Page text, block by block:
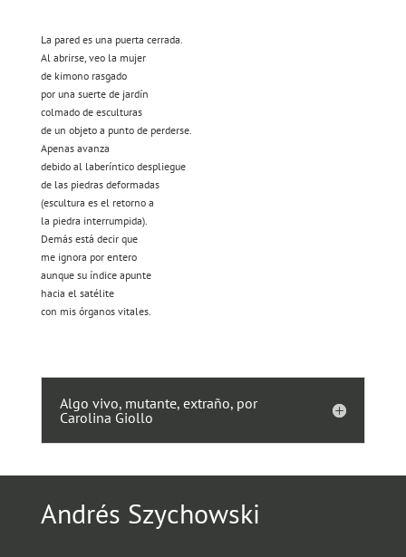
La pared es una puerta cerrada.
Al abrirse, veo la mujer
de kimono rasgado
por una suerte de jardín
colmado de esculturas
de un objeto a punto de perderse.
Apenas avanza
debido al laberíntico despliegue
de las piedras deformadas
(escultura es el retorno a
la piedra interrumpida).
Demás está decir que
me ignora por entero
aunque su índice apunte
hacia el satélite
con mis órganos vitales.
Algo vivo, mutante, extraño, por
Carolina Giollo
Andrés Szychowski